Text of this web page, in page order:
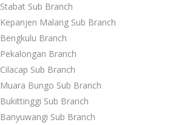
Stabat Sub Branch
Kepanjen Malang Sub Branch
Bengkulu Branch
Pekalongan Branch
Cilacap Sub Branch
Muara Bungo Sub Branch
Bukittinggi Sub Branch
Banyuwangi Sub Branch